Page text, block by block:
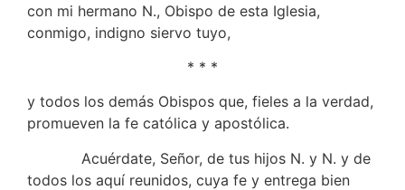
con mi hermano N., Obispo de esta Iglesia,
conmigo, indigno siervo tuyo,
* * *
y todos los demás Obispos que, fieles a la verdad,
promueven la fe católica y apostólica.
Acuérdate, Señor, de tus hijos N. y N. y de
todos los aquí reunidos, cuya fe y entrega bien